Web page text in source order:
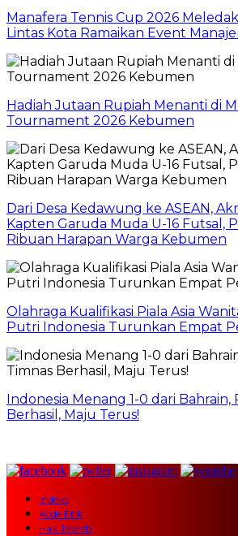
Manafera Tennis Cup 2026
Lintas Kota Ramaikan Event
Hadiah Jutaan Rupiah Menanti di
Tournament 2026 Kebumen
Dari Desa Kedawung ke ASEAN,
Kapten Garuda Muda U-16 Futsal,
Ribuan Harapan Warga Kebumen
Olahraga Kualifikasi Piala Asia
Putri Indonesia Turunkan Empat
Indonesia Menang 1-0 dari Bahrain,
Berhasil, Maju Terus!
Indeks
Kode Etik
Hak Jawab